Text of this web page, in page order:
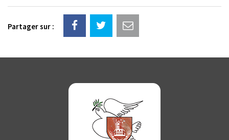
Partager sur :